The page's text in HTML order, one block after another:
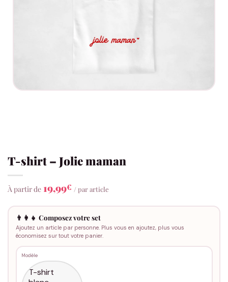
T-shirt – Jolie maman
À partir de 19,99€ / par article
👨‍👩‍👧 Composez votre set
Ajoutez un article par personne. Plus vous en ajoutez, plus vous
économisez sur tout votre panier.
Modèle